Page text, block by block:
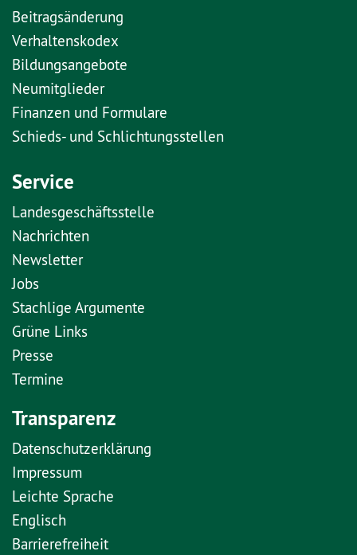
Beitragsänderung
Verhaltenskodex
Bildungsangebote
Neumitglieder
Finanzen und Formulare
Schieds- und Schlichtungsstellen
Service
Landesgeschäftsstelle
Nachrichten
Newsletter
Jobs
Stachlige Argumente
Grüne Links
Presse
Termine
Transparenz
Datenschutzerklärung
Impressum
Leichte Sprache
Englisch
Barrierefreiheit